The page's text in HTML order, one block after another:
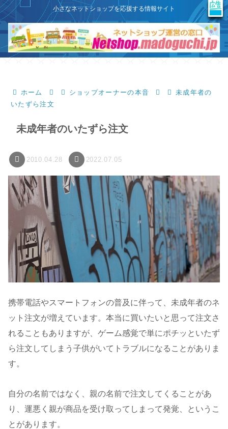
X
このサイトはプロモーションを含みます
小さなネットショップを応援する情報サイト
ホーム ショップオーナーの本音
未成年者の
いたずら注文
未成年者のいたずら注文
2010.04.28 2022.07.05
携帯電話やスマートフォンの普及に伴って、未成年者のネ
ット注文が増えています。本当に買いたいと思って注文さ
れることもありますが、ゲーム感覚で単にポチッといたず
ら注文してしまう子供がいてトラブルになることがありま
す。
自分の名前ではなく、親の名前で注文してくることがあ
り、運悪く親が商品を受け取ってしまって発覚、というこ
とがあります。